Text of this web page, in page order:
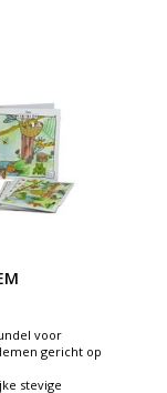
voor
gericht op
stevige